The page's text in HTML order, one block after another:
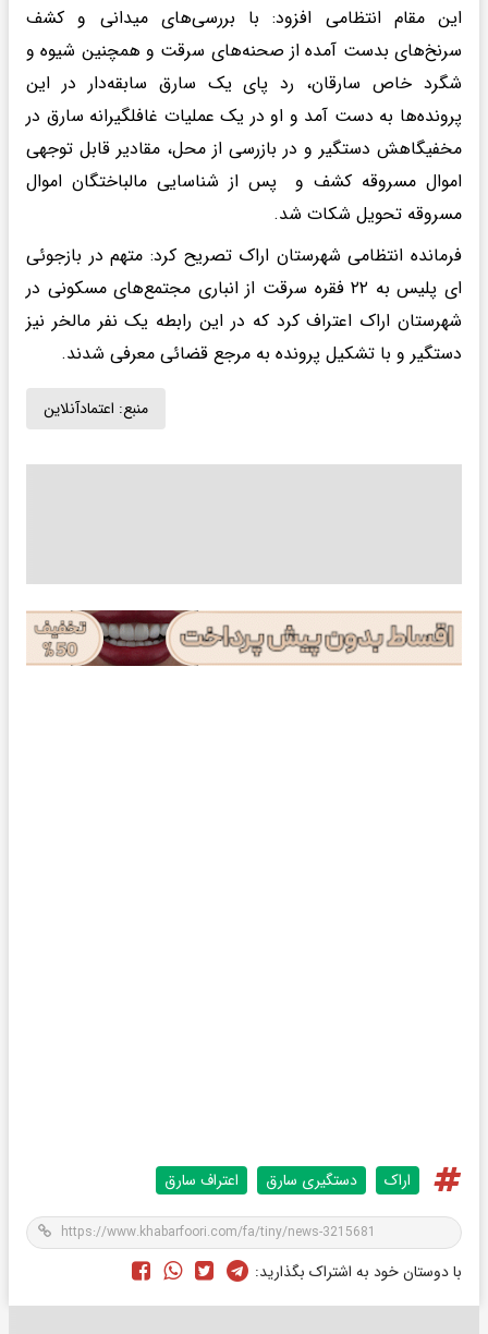
این مقام انتظامی افزود: با بررسی‌های میدانی و کشف
سرنخ‌های بدست آمده از صحنه‌های سرقت و همچنین شیوه و
شگرد خاص سارقان، رد پای یک سارق سابقه‌دار در این
پرونده‌ها به دست آمد و او در یک عملیات غافلگیرانه سارق در
مخفیگاهش دستگیر و در بازرسی از محل، مقادیر قابل توجهی
اموال مسروقه کشف و پس از شناسایی مالباختگان اموال
مسروقه تحویل شکات شد.
فرمانده انتظامی شهرستان اراک تصریح کرد: متهم در بازجوئی
‌ای پلیس به ۲۲ فقره سرقت از انباری مجتمع‌های مسکونی در
شهرستان اراک اعتراف کرد که در این رابطه یک نفر مالخر نیز
دستگیر و با تشکیل پرونده به مرجع قضائی معرفی شدند.
منبع: اعتمادآنلاین
اراک دستگیری سارق اعتراف سارق
با دوستان خود به اشتراک بگذارید: